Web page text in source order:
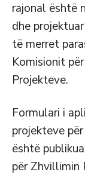
rajonal është
dhe
të merret
Komisionit
Projekteve.
Formulari i
projekteve
është
për Zhvillimin